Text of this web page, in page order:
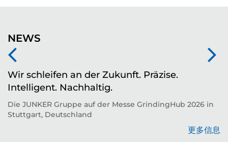
NEWS
Wir schleifen an der Zukunft. Präzise.
Intelligent. Nachhaltig.
Die JUNKER Gruppe auf der Messe GrindingHub 2026 in
Stuttgart, Deutschland
更多信息